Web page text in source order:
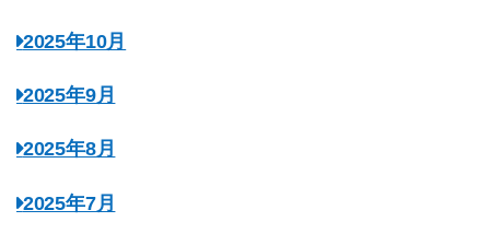
2025年10月
2025年9月
2025年8月
2025年7月